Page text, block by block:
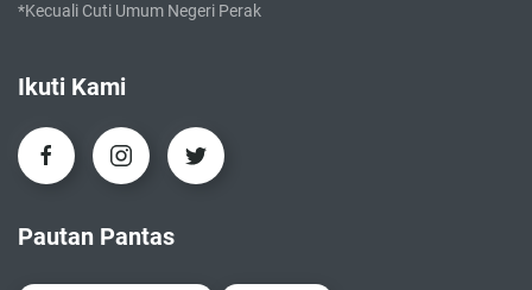
*Kecuali Cuti Umum Negeri Perak
Ikuti Kami
Pautan Pantas